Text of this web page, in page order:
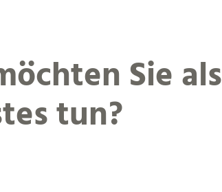
Sie als
tun?